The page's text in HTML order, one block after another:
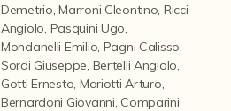
Demetrio ,Marroni Cleontino Ricci
Angiolo Pasquini Ugo
Mondanelli Emilio Pagni Calisso
Sordi Giuseppe Bertelli Angiolo
Gotti Ernesto Mariotti Arturo
Bernardoni Giovanni Comparini